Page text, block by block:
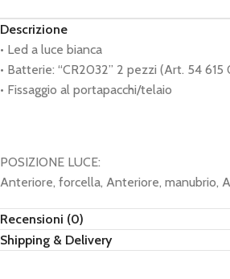
Descrizione
• Led a luce bianca
• Batterie: “CR2032” 2 pezzi (Art. 54
• Fissaggio al portapacchi/telaio
POSIZIONE LUCE:
Anteriore, forcella, Anteriore, manubrio,
Recensioni (0)
Shipping & Delivery